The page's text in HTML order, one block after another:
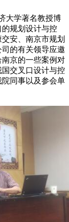
大学著名教授博
规划设计与控
安、南京市规划
的有关领导应邀
京的一些案例对
交叉口设计与控
同事以及参会单